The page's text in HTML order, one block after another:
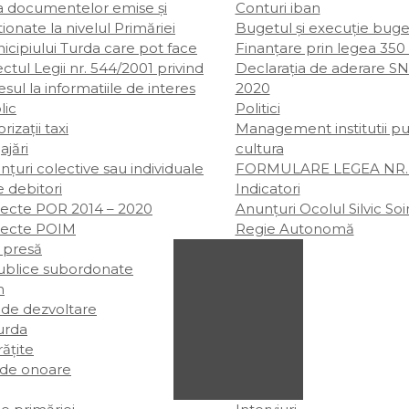
documentelor emise și
la nivelul Primăriei
Turda care pot face
Legii nr. 544/2001 privind
la informatiile de interes
taxi
colective sau individuale
debitori
POR 2014 – 2020
POIM
Conturi iban
Bugetul şi execuţie
Finanțare prin legea 350
Declarația de aderare
2020
Politici
Management institutii
cultura
FORMULARE LEGEA
Indicatori
Anunțuri Ocolul Silvic
Regie Autonomă
subordonate
dezvoltare
onoare